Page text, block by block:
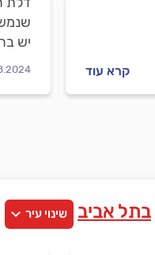
קרא עוד
יש
בתל אביב שינוי עיר